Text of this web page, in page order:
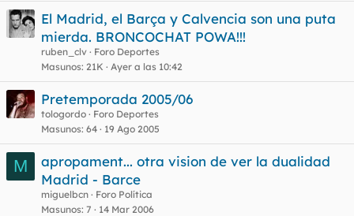
d
El Madrid, el Barça y Calvencia son una puta
mierda. BRONCOCHAT POWA!!!
ruben_clv
Foro Deportes
Masunos 21K Ayer a las 10:42
Pretemporada 2005/06
tologordo
Foro Deportes
Masunos 64 19 Ago 2005
M
apropament... otra vision de ver la dualidad
Madrid - Barce
miguelbcn
Foro Política
Masunos 7 14 Mar 2006